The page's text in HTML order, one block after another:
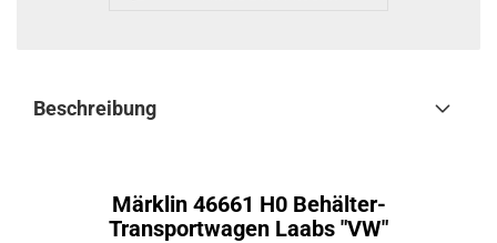
Beschreibung
Märklin 46661 H0 Behälter-
Transportwagen Laabs "VW"